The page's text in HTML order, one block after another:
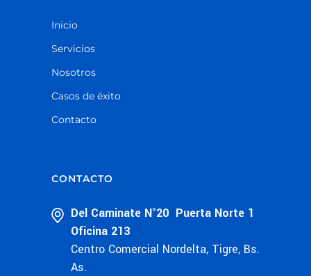
Inicio
Servicios
Nosotros
Casos de éxito
Contacto
CONTACTO
Del Caminate N°20 Puerta Norte 1
Oficina 213
Centro Comercial Nordelta, Tigre, Bs.
As.